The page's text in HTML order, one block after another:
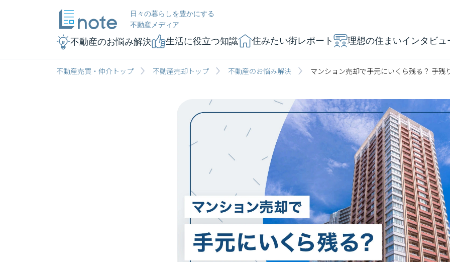
日々の暮らしを豊かにする
不動産メディア
不動産のお悩み解決 生活に役立つ知識 住みたい街レポート 理想の住まいインタビュ
不動産売買・仲介トップ 不動産売却トップ 不動産のお悩み解決 マンション売却で手元にいくら残る？ 手残